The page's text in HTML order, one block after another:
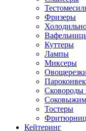
Фризеры
Куттеры
Лампы
Миксеры
Сковороды
Тостеры
Кейтеринг